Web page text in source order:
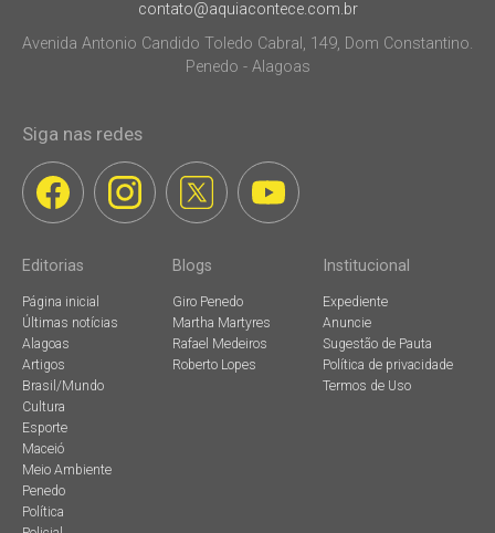
contato@aquiacontece.com.br
Avenida Antonio Candido Toledo Cabral, 149, Dom Constantino.
Penedo - Alagoas
Siga nas redes
Editorias
Página inicial
Últimas notícias
Alagoas
Artigos
Brasil/Mundo
Cultura
Esporte
Maceió
Meio Ambiente
Penedo
Política
Blogs
Giro Penedo
Martha Martyres
Rafael Medeiros
Roberto Lopes
Institucional
Expediente
Anuncie
Sugestão de Pauta
Política de privacidade
Termos de Uso